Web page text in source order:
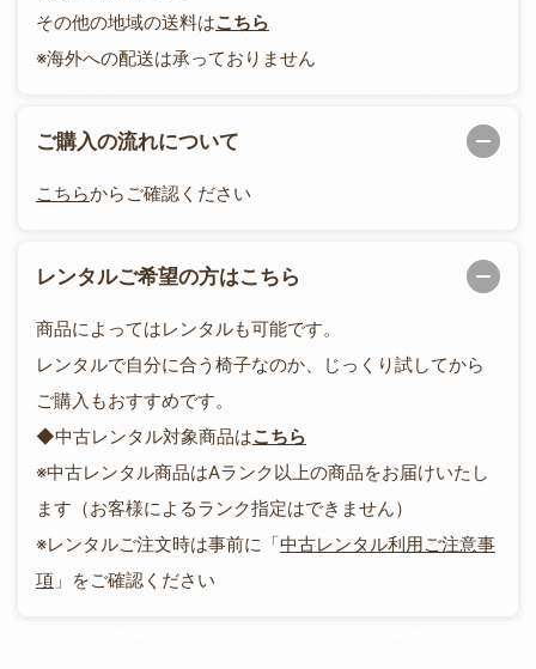
その他の地域の送料はこちら
※海外への配送は承っておりません
ご購入の流れについて
こちらからご確認ください
レンタルご希望の方はこちら
商品によってはレンタルも可能です。
レンタルで自分に合う椅子なのか、じっくり試してから
ご購入もおすすめです。
◆中古レンタル対象商品はこちら
※中古レンタル商品はAランク以上の商品をお届けいたし
ます（お客様によるランク指定はできません）
※レンタルご注文時は事前に「中古レンタル利用ご注意事
項 」をご確認ください